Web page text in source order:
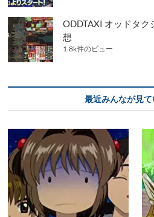
ODDTAXI オッドタク
想
1.8k件のビュー
最近みんなが見